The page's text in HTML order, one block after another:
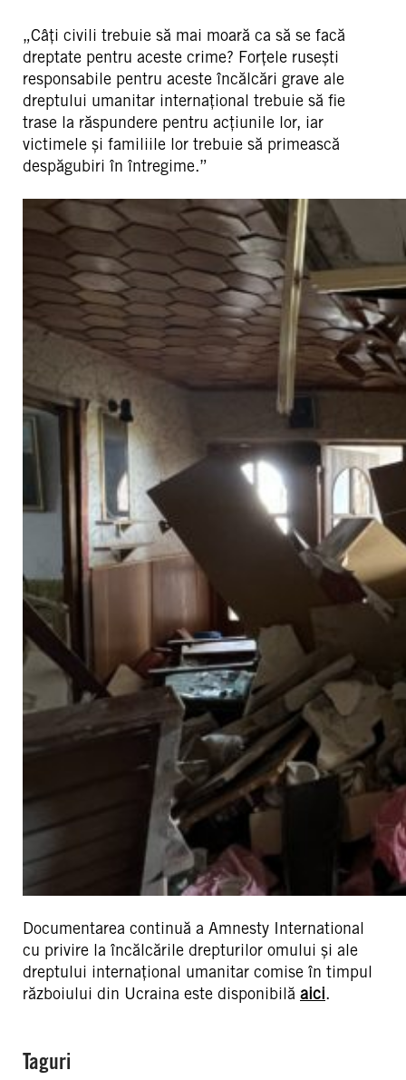
„Câți civili trebuie să mai moară ca să se facă
dreptate pentru aceste crime? Forțele rusești
responsabile pentru aceste încălcări grave ale
dreptului umanitar internațional trebuie să fie
trase la răspundere pentru acțiunile lor, iar
victimele și familiile lor trebuie să primească
despăgubiri în întregime.”
Documentarea continuă a Amnesty International
cu privire la încălcările drepturilor omului și ale
dreptului internațional umanitar comise în timpul
războiului din Ucraina este disponibilă aici.
Taguri